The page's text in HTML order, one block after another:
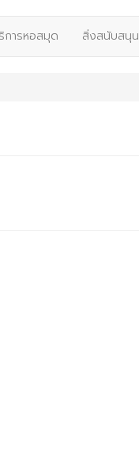
การหอสมุด สิ่งสนับสนุน